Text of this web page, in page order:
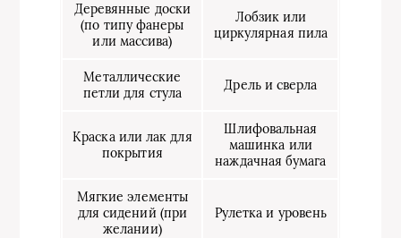
Деревянные доски
(по типу фанеры
или массива)
Лобзик или
циркулярная пила
Металлические
петли для стула
Дрель и сверла
Краска или лак для
покрытия
Шлифовальная
машинка или
наждачная бумага
Мягкие элементы
для сидений (при
желании)
Рулетка и уровень